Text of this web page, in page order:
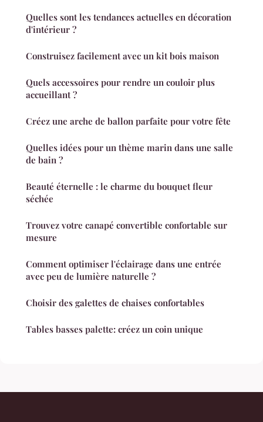
Quelles sont les tendances actuelles en décoration
d'intérieur ?
Construisez facilement avec un kit bois maison
Quels accessoires pour rendre un couloir plus
accueillant ?
Créez une arche de ballon parfaite pour votre fête
Quelles idées pour un thème marin dans une salle
de bain ?
Beauté éternelle : le charme du bouquet fleur
séchée
Trouvez votre canapé convertible confortable sur
mesure
Comment optimiser l'éclairage dans une entrée
avec peu de lumière naturelle ?
Choisir des galettes de chaises confortables
Tables basses palette: créez un coin unique